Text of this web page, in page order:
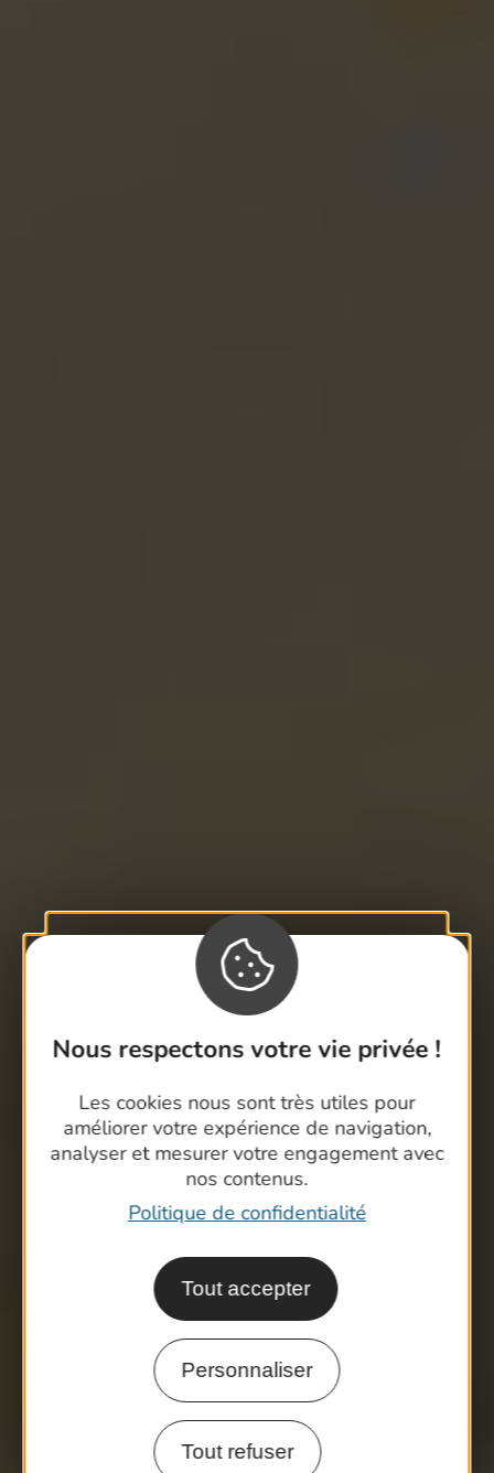
Nous respectons votre vie privée !
Les cookies nous sont très utiles pour
améliorer votre expérience de navigation,
analyser et mesurer votre engagement avec
nos contenus.
Politique de confidentialité
Tout accepter
Personnaliser
Tout refuser